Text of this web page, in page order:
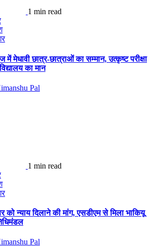
1 min read
मेधावी छात्र-छात्राओं का सम्मान, उत्कृष्ट परीक्षा
का मान
Pal
1 min read
को न्याय दिलाने की मांग, एसडीएम से मिला भाकियू
Pal